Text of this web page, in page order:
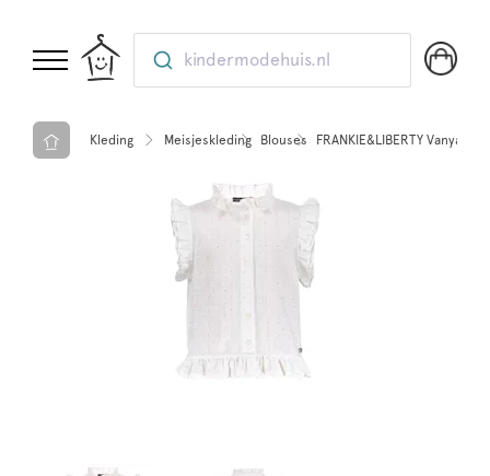
kindermodehuis.nl
Kleding Meisjeskleding Blouses FRANKIE&LIBERTY Vanya